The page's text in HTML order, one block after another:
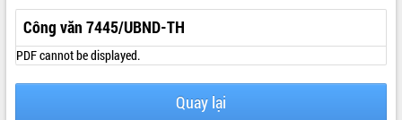
TIN TỨC SỰ KIỆN
SỞ, BAN, NGÀNH
UBND CÁC XÃ, PHƯỜNG
Công văn 7445/UBND-TH
PDF cannot be displayed.
Quay lại